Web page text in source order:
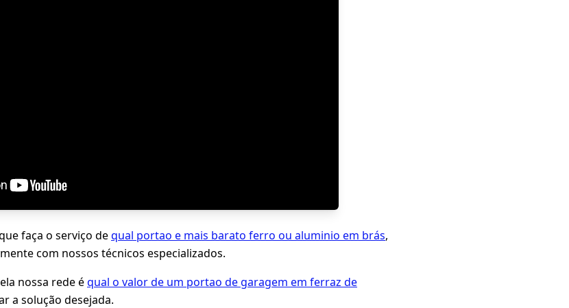
faça o serviço dequal portao e mais barato ferro ou aluminio em brás,
com nossos técnicos especializados.
nossa rede équal o valor de um portao de garagem em ferraz de
a solução desejada.